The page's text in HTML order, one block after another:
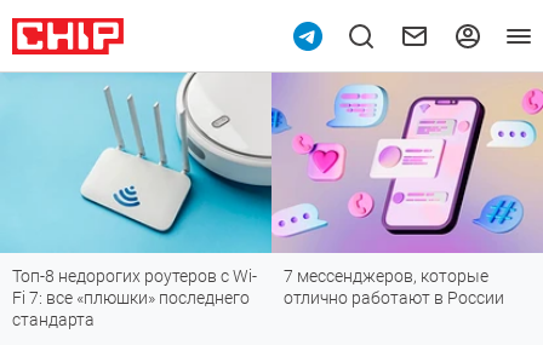
7 мессенджеров, которые
отлично работают в России
Подпишись на наш канал в
мессенджере МАХ